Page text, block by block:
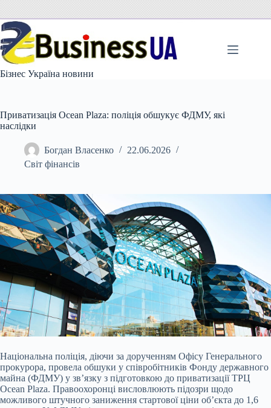
вмісту
Бізнес Україна новини
Приватизація Ocean Plaza: поліція обшукує ФДМУ, які
наслідки
Богдан Власенко
22.06.2026
Світ фінансів
Національна поліція, діючи за дорученням Офісу Генерального
прокурора, провела обшуки у співробітників Фонду державного
майна (ФДМУ) у зв’язку з підготовкою до приватизації ТРЦ
Ocean Plaza. Правоохоронці висловлюють підозри щодо
можливого штучного заниження стартової ціни об’єкта до 1,6